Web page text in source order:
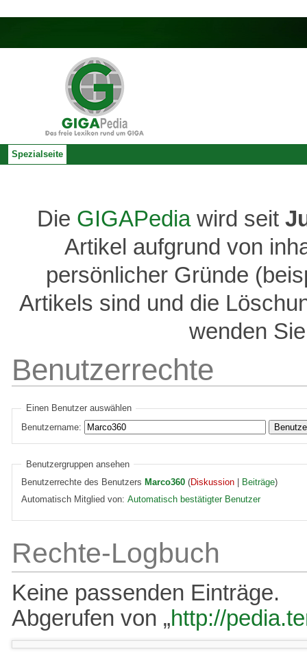
Die GIGAPediawird seit
Artikel aufgrund von
persönlicher Gründe
Artikels sind und die
wenden
Benutzerrechte
Einen Benutzer auswählen
Benutzername:
Benutzergruppen ansehen
Benutzerrechte des Benutzers Marco360 (Diskussion Beiträge)
Automatisch Mitglied von:Automatisch bestätigter Benutzer
Rechte-Logbuch
Keine passenden Einträge.
Abgerufen von „http://
Spezialseite